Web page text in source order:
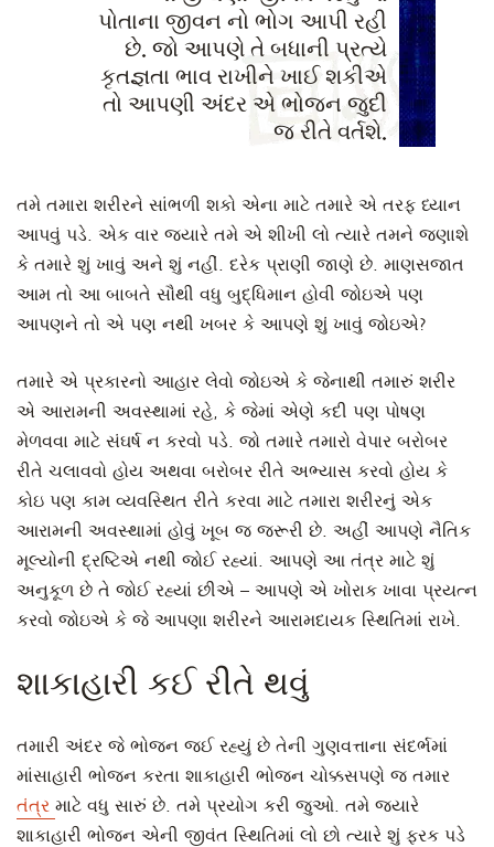
પોતાના જીવન નો ભોગ આપી રહી
છે. જો આપણે તે બધાની પ્રત્યે
કૃતજ્ઞતા ભાવ રાખીને ખાઈ શકીએ
તો આપણી અંદર એ ભોજન જુદી
જ રીતે વર્તશે.
તમે તમારા શરીરને સાંભળી શકો એના માટે તમારે એ તરફ ધ્યાન
આપવું પડે. એક વાર જ્યારે તમે એ શીખી લો ત્યારે તમને જણાશે
કે તમારે શું ખાવું અને શું નહીં. દરેક પ્રાણી જાણે છે. માણસજાત
આમ તો આ બાબતે સૌથી વધુ બુદ્ધિમાન હોવી જોઇએ પણ
આપણને તો એ પણ નથી ખબર કે આપણે શું ખાવું જોઇએ?
તમારે એ પ્રકારનો આહાર લેવો જોઇએ કે જેનાથી તમારું શરીર
એ આરામની અવસ્થામાં રહે, કે જેમાં એણે કદી પણ પોષણ
મેળવવા માટે સંઘર્ષ ન કરવો પડે. જો તમારે તમારો વેપાર બરોબર
રીતે ચલાવવો હોય અથવા બરોબર રીતે અભ્યાસ કરવો હોય કે
કોઇ પણ કામ વ્યવસ્થિત રીતે કરવા માટે તમારા શરીરનું એક
આરામની અવસ્થામાં હોવું ખૂબ જ જરૂરી છે. અહીં આપણે નૈતિક
મૂલ્યોની દ્રષ્ટિએ નથી જોઈ રહ્યાં. આપણે આ તંત્ર માટે શું
અનુકૂળ છે તે જોઈ રહ્યાં છીએ – આપણે એ ખોરાક ખાવા પ્રયત્ન
કરવો જોઇએ કે જે આપણા શરીરને આરામદાયક સ્થિતિમાં રાખે.
શાકાહારી કઈ રીતે થવું
તમારી અંદર જે ભોજન જઈ રહ્યું છે તેની ગુણવત્તાના સંદર્ભમાં
માંસાહારી ભોજન કરતા શાકાહારી ભોજન ચોક્કસપણે જ તમાર
તંત્ર માટે વધુ સારું છે. તમે પ્રયોગ કરી જુઓ. તમે જ્યારે
શાકાહારી ભોજન એની જીવંત સ્થિતિમાં લો છો ત્યારે શું ફરક પડે